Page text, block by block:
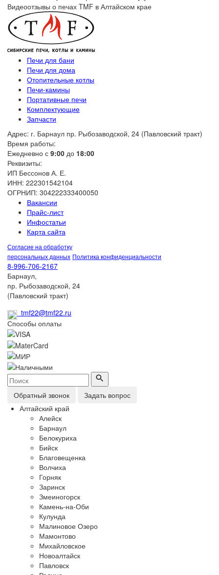
Видеоотзывы о печах TMF в Алтайском крае
Печи для бани
Печи для дома
Отопительные котлы
Печи-камины
Портативные печи
Комплектующие
Запчасти
Адрес: г. Барнаул пр. Рыбозаводской, 24 (Павловский тракт)
Время работы:
Ежедневно с 9:00 до 18:00
Реквизиты:
ИП Бессонов А. Е.
ИНН: 222301542104
ОГРНИП: 304222333400050
Вакансии
Прайс-лист
Инфостатьи
Карта сайта
Согласие на обработку
персональных данных Политика конфиденциальности
8-996-706-2167
Барнаул,
пр. Рыбозаводской, 24
(Павловский тракт)
tmf22@tmf22.ru
Способы оплаты
Обратный звонок
Задать вопрос
Алтайский край
Алейск
Барнаул
Белокуриха
Бийск
Благовещенка
Волчиха
Горняк
Заринск
Змеиногорск
Камень-на-Оби
Кулунда
Малиновое Озеро
Мамонтово
Михайловское
Новоалтайск
Павловск